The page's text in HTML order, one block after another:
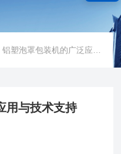
塑泡罩包装机的广泛应用与技术支持
用与技术支持